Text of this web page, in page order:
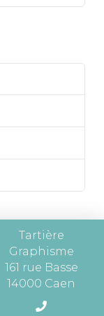
Tartière
Graphisme
161 rue Basse
14000 Caen